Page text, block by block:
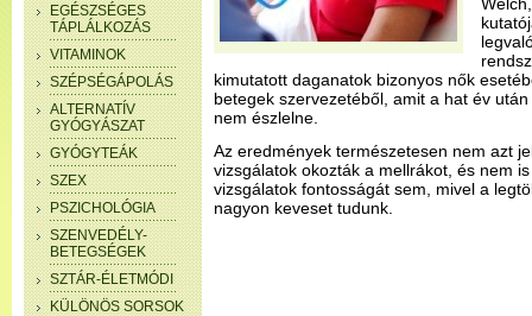
EGÉSZSÉGES
TÁPLÁLKOZÁS
VITAMINOK
SZÉPSÉGÁPOLÁS
ALTERNATÍV
GYÓGYÁSZAT
GYÓGYTEÁK
SZEX
PSZICHOLÓGIA
SZENVEDÉLY-
BETEGSÉGEK
SZTÁR-ÉLETMÓDI
KÜLÖNÖS SORSOK
kimutatott daganatok bizonyos nők
betegek szervezetéből, amit a hat év
nem észlelne.
Az eredmények természetesen nem azt
vizsgálatok okozták a mellrákot, és nem
vizsgálatok fontosságát sem, mivel a
nagyon keveset tudunk.